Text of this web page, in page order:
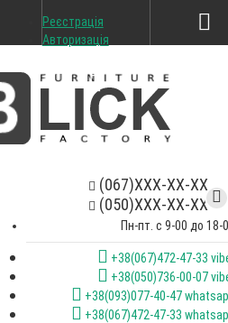
(067)XXX-XX-XX
(050)XXX-XX-XX
Пн-пт. с 9-00 до 18-
+38(067)472-47-33
+38(050)736-00-07
+38(093)077-40-47
+38(067)472-47-33
Реєстрація
Авторизація